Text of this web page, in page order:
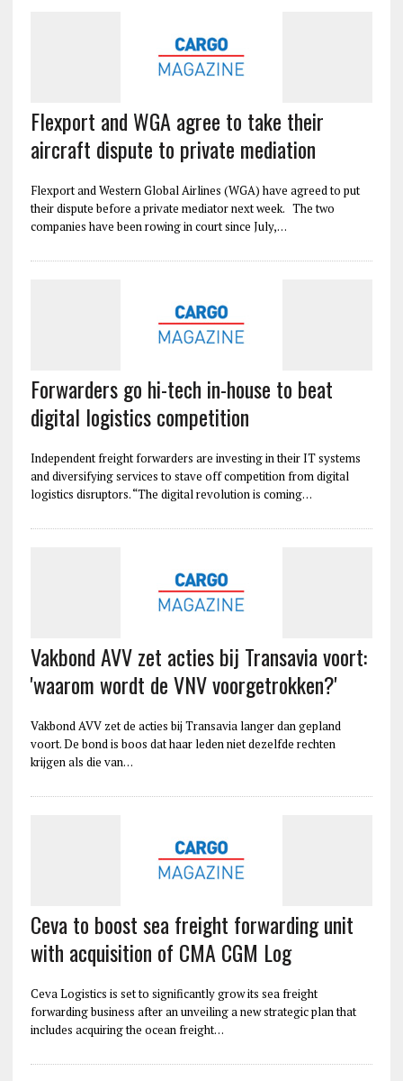
Flexport and WGA agree to take their
aircraft dispute to private mediation
Flexport and Western Global Airlines (WGA) have agreed to put
their dispute before a private mediator next week. The two
companies have been rowing in court since July,…
Forwarders go hi-tech in-house to beat
digital logistics competition
Independent freight forwarders are investing in their IT systems
and diversifying services to stave off competition from digital
logistics disruptors. “The digital revolution is coming…
Vakbond AVV zet acties bij Transavia voort:
'waarom wordt de VNV voorgetrokken?'
Vakbond AVV zet de acties bij Transavia langer dan gepland
voort. De bond is boos dat haar leden niet dezelfde rechten
krijgen als die van…
Ceva to boost sea freight forwarding unit
with acquisition of CMA CGM Log
Ceva Logistics is set to significantly grow its sea freight
forwarding business after an unveiling a new strategic plan that
includes acquiring the ocean freight…